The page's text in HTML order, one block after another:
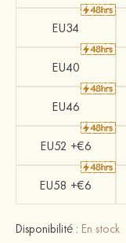
EU34
EU40
EU46
EU52 +€6
EU58 +€6
Disponibilité : En stock